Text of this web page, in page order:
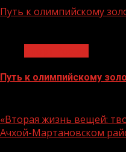
Путь к олимпийскому
Путь к олимпийскому
«Вторая жизнь вещей:
Ачхой-Мартановском